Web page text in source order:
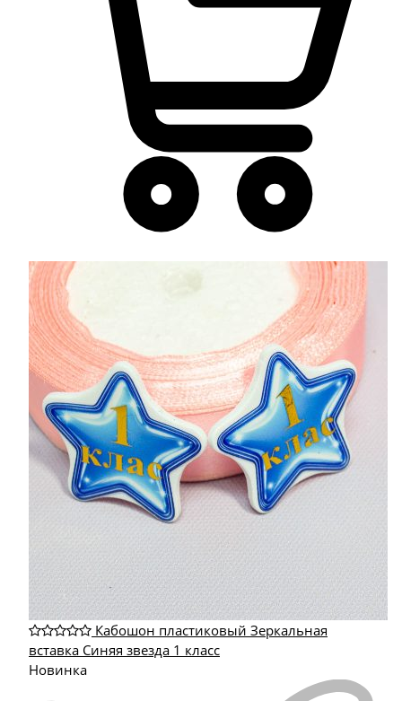
Кабошон пластиковый Зеркальная
вставка Синяя звезда 1 класс
Новинка